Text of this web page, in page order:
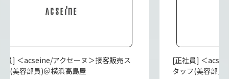
員] ＜acseine/アクセーヌ＞接客販売ス
フ(美容部員)＠横浜高島屋
[正社員] ＜
タッフ(美容部員